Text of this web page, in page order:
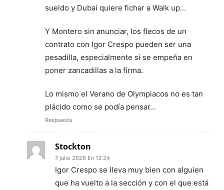
sueldo y Dubai quiere fichar a Walk up…
Y Montero sin anunciar, los flecos de un
contrato con Igor Crespo pueden ser una
pesadilla, especialmente si se empeña en
poner zancadillas a la firma.
Lo mismo el Verano de Olympiacos no es tan
plácido como se podía pensar…
Respuesta
Stockton
7 julio 2026 En 13:24
Igor Crespo se lleva muy bien con alguien
que ha vuelto a la sección y con el que está